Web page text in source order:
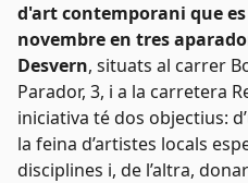
d'art contemporani que
novembreen tres
Desvern, situats al carrer
Parador, 3, i a la carretera
iniciativa té dos objectius:
la feina d’artistes locals
disciplines i, de l’altra,